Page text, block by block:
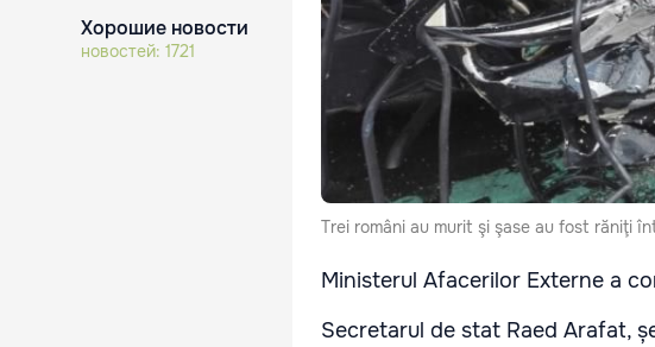
Хорошие новости
новостей: 1721
Trei români au murit şi şase au fost răniţi
Ministerul Afacerilor Externe a
Secretarul de stat Raed Arafat,